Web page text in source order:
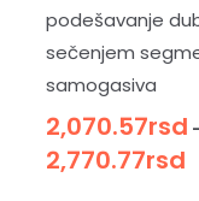
podešavanje
sečenjem
samogasiva
2,070.57rsd
2,770.77rsd